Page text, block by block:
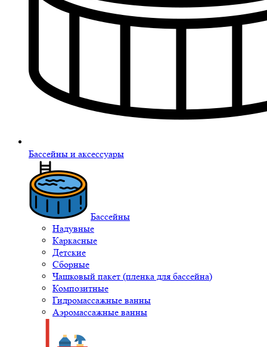
Бассейны и аксессуары
Бассейны
Надувные
Каркасные
Детские
Сборные
Чашковый пакет (пленка для бассейна)
Композитные
Гидромассажные ванны
Аэромассажные ванны